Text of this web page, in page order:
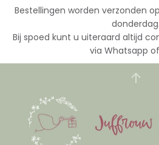
Bestellingen worden verzonden
donderdag.
Bij spoed kunt u uiteraard altijd
via Whatsapp